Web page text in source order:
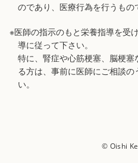
のであり、医療行為を行うもの
※医師の指示のもと栄養指導を受
導に従って下さい。
特に、腎症や心筋梗塞、脳梗
る方は、事前に医師にご相談
い。
© Oishi